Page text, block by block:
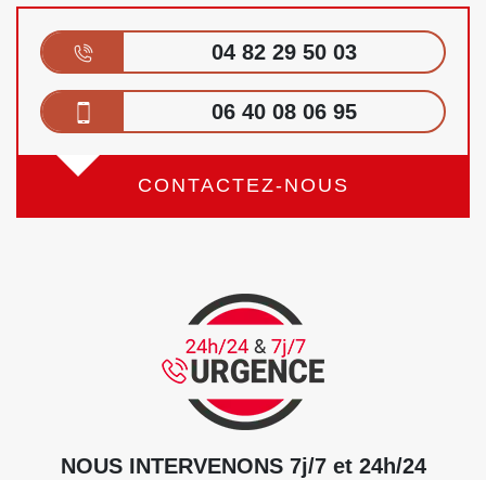
04 82 29 50 03
06 40 08 06 95
CONTACTEZ-NOUS
NOUS INTERVENONS 7j/7 et 24h/24